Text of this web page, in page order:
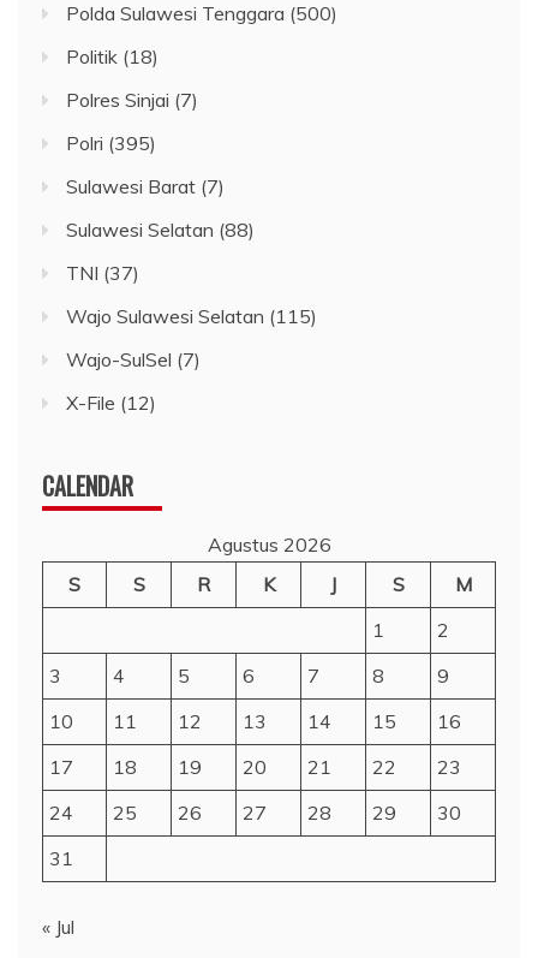
Polda Sulawesi Tenggara (500)
Politik (18)
Polres Sinjai (7)
Polri (395)
Sulawesi Barat (7)
Sulawesi Selatan (88)
TNI (37)
Wajo Sulawesi Selatan (115)
Wajo-SulSel (7)
X-File (12)
CALENDAR
Agustus 2026
S
S R K J S
M
1
2
3
4 5 6 7 8
9
10
11 12 13 14 15
16
17
18 19 20 21 22
23
24
25 26 27 28 29
30
31
« Jul